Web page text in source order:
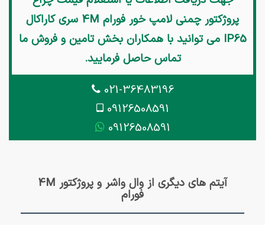
پروژکتور چمنی لامپ خور فورام 4M سری کاراکال
IP65 می توانید با همکاران بخش تامین و فروش ما
تماس حاصل فرمایید.
021-36483196
09126508591
09126508591
آیتم های دیگری از وال واشر و پروژکتور 4M
فورام